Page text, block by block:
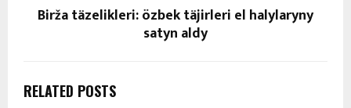
Birža täzelikleri: özbek täjirleri el halylaryny
satyn aldy
RELATED POSTS